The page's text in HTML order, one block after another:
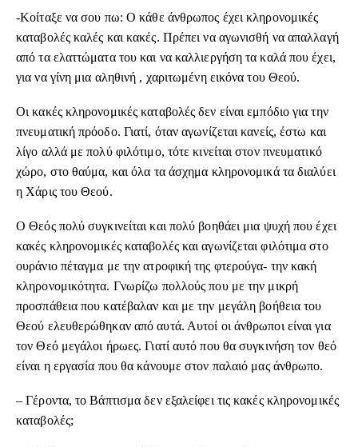
-Κοίταξε να σου πω: Ο κάθε άνθρωπος έχει κληρονομικές
καταβολές καλές και κακές. Πρέπει να αγωνισθή να απαλλαγή
από τα ελαττώματα του και να καλλιεργήση τα καλά που έχει,
για να γίνη μια αληθινή , χαριτωμένη εικόνα του Θεού.
Οι κακές κληρονομικές καταβολές δεν είναι εμπόδιο για την
πνευματική πρόοδο. Γιατί, όταν αγωνίζεται κανείς, έστω και
λίγο αλλά με πολύ φιλότιμο, τότε κινείται στον πνευματικό
χώρο, στο θαύμα, και όλα τα άσχημα κληρονομικά τα διαλύει
η Χάρις του Θεού.
Ο Θεός πολύ συγκινείται και πολύ βοηθάει μια ψυχή που έχει
κακές κληρονομικές καταβολές και αγωνίζεται φιλότιμα στο
ουράνιο πέταγμα με την ατροφική της φτερούγα- την κακή
κληρονομικότητα. Γνωρίζω πολλούς που με την μικρή
προσπάθεια που κατέβαλαν και με την μεγάλη βοήθεια του
Θεού ελευθερώθηκαν από αυτά. Αυτοί οι άνθρωποι είναι για
τον Θεό μεγάλοι ήρωες. Γιατί αυτό που θα συγκινήση τον θεό
είναι η εργασία που θα κάνουμε στον παλαιό μας άνθρωπο.
– Γέροντα, το Βάπτισμα δεν εξαλείφει τις κακές κληρονομικές
καταβολές;